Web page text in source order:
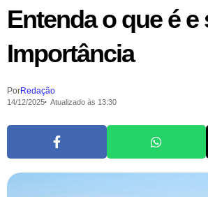
Entenda o que é e
Importância
PorRedação
14/12/2025 Atualizado às 13:30